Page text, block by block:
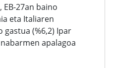
EB-27an baino
eta Italiaren
gastua (%6,2) Ipar
apalagoa